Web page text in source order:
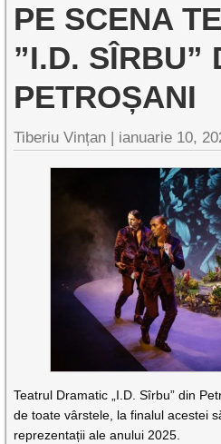
PE SCENA
”I.D. SÎRBU”
PETROȘANI
Tiberiu Vințan | ianuarie 10,
Teatrul Dramatic „I.D. Sîrbu” din
de toate vârstele, la finalul acestei
reprezentații ale anului 2025.